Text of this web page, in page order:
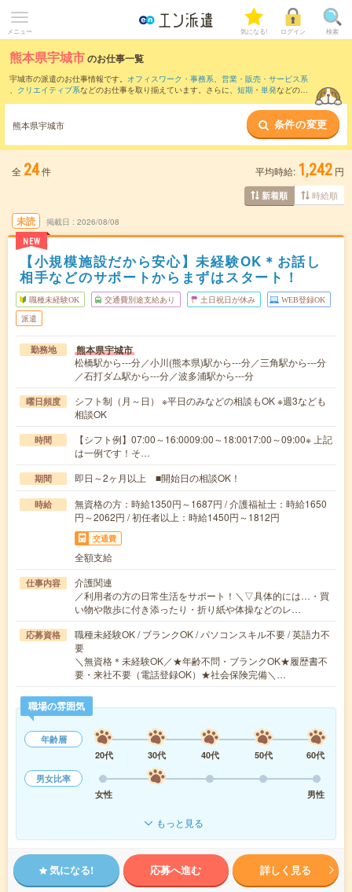
メニュー 気になる! ログイン 検索
熊本県宇城市のお仕事一覧
宇城市の派遣のお仕事情報です。 オフィスワーク・事務系、 営業・販売・サービス系
、 クリエイティブ系などのお仕事を取り揃えています。さらに、 短期 ・ 単発などの期
また、南区・上益城郡
など隣接エリアのお仕事もご確認い
ただけます。
熊本県宇城市 条件の変更
全 24件 平均時給: 1,242 円
新着順 時給順
未読
NEW
掲載日 2026/08/08
【小規模施設だから安心】未経験OK＊お話し
相手などのサポートからまずはスタート！
職種未経験OK 交通費別途支給あり 土日祝日が休み WEB登録OK
派遣
勤務地 熊本県宇城市
松橋駅から---分／小川(熊本県)駅から---分／三角駅から---分
／石打ダム駅から---分／波多浦駅から---分
曜日頻度
シフト制（月～日） ※平日のみなどの相談もOK ※週3なども
相談OK
時間
【シフト例】07:00～16:0009:00～18:0017:00～09:00※ 上記
は一例です！そ…
期間 即日～2ヶ月以上 ■開始日の相談OK！
時給
無資格の方：時給1350円～1687円 / 介護福祉士：時給1650
円～2062円 / 初任者以上：時給1450円～1812円
交通費
全額支給
仕事内容
介護関連
／利用者の方の日常生活をサポート！＼▽具体的には…・買
い物や散歩に付き添ったり・折り紙や体操などのレ…
応募資格
職種未経験OK / ブランクOK / パソコンスキル不要 / 英語力不
要
＼無資格＊未経験OK／★年齢不問・ブランクOK★履歴書不
要・来社不要（電話登録OK）★社会保険完備＼…
職場の雰囲気
年齢層
20代
30代 40代 50代
60代
男女比率
女性
男性
もっと見る
気になる! 応募へ進む 詳しく見る